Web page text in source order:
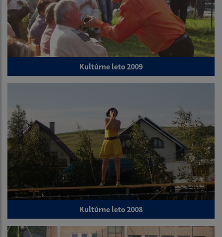
Kultúrne leto 2009
Kultúrne leto 2008